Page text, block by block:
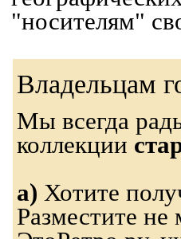
"носителям"
Владельцам
Мы всегда
коллекции
а) Хотите
Разместите